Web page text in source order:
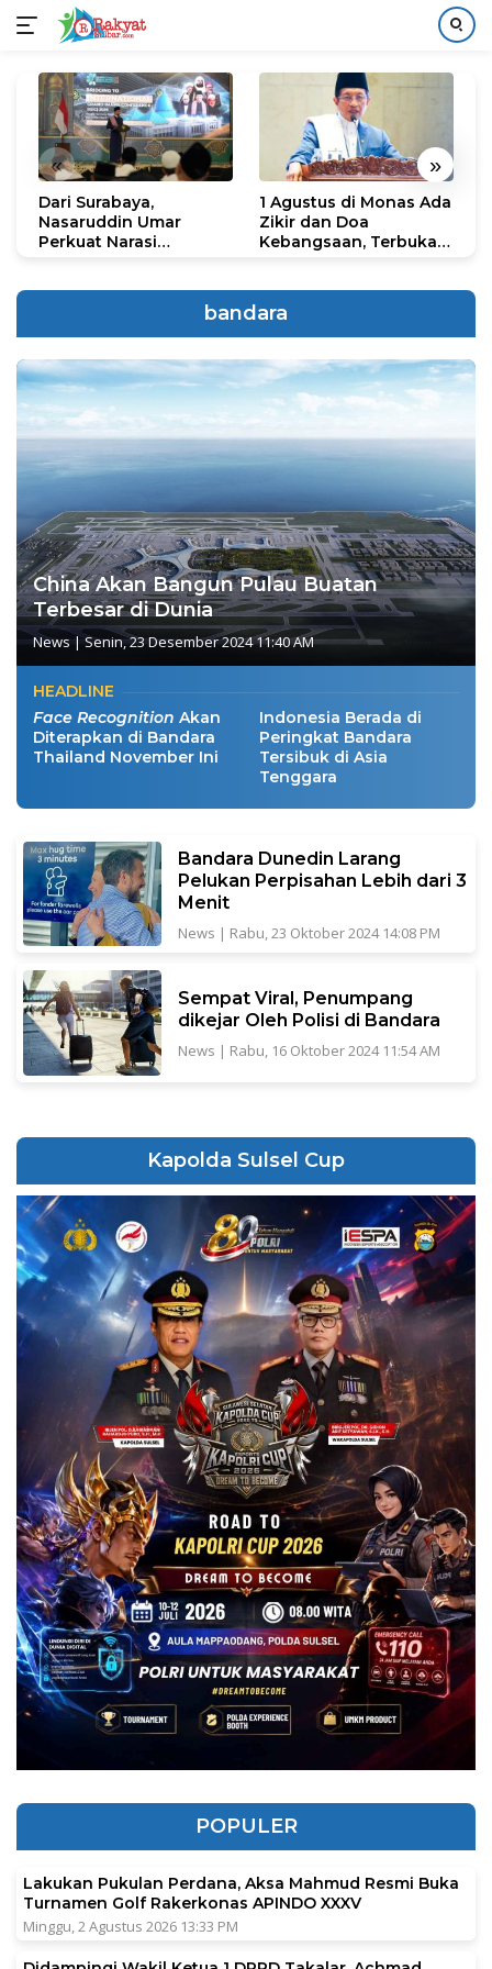
konten
« »
Dari Surabaya,
Nasaruddin Umar
Perkuat Narasi
1 Agustus di Monas Ada
Zikir dan Doa
Kebangsaan, Terbuka
bandara
China Akan Bangun Pulau Buatan
Terbesar di Dunia
News|Senin, 23 Desember 2024 11:40 AM
HEADLINE
Face Recognition Akan
Diterapkan di Bandara
Thailand November Ini
Indonesia Berada di
Peringkat Bandara
Tersibuk di Asia
Tenggara
Bandara Dunedin Larang
Pelukan Perpisahan Lebih dari 3
Menit
News | Rabu, 23 Oktober 2024 14:08 PM
Sempat Viral, Penumpang
dikejar Oleh Polisi di Bandara
News | Rabu, 16 Oktober 2024 11:54 AM
Kapolda Sulsel Cup
POPULER
Lakukan Pukulan Perdana, Aksa Mahmud Resmi Buka
Turnamen Golf Rakerkonas APINDO XXXV
Minggu, 2 Agustus 2026 13:33 PM